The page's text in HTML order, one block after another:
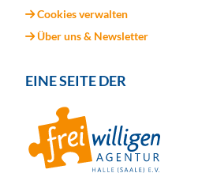
Cookies verwalten
Über uns & Newsletter
EINE SEITE DER